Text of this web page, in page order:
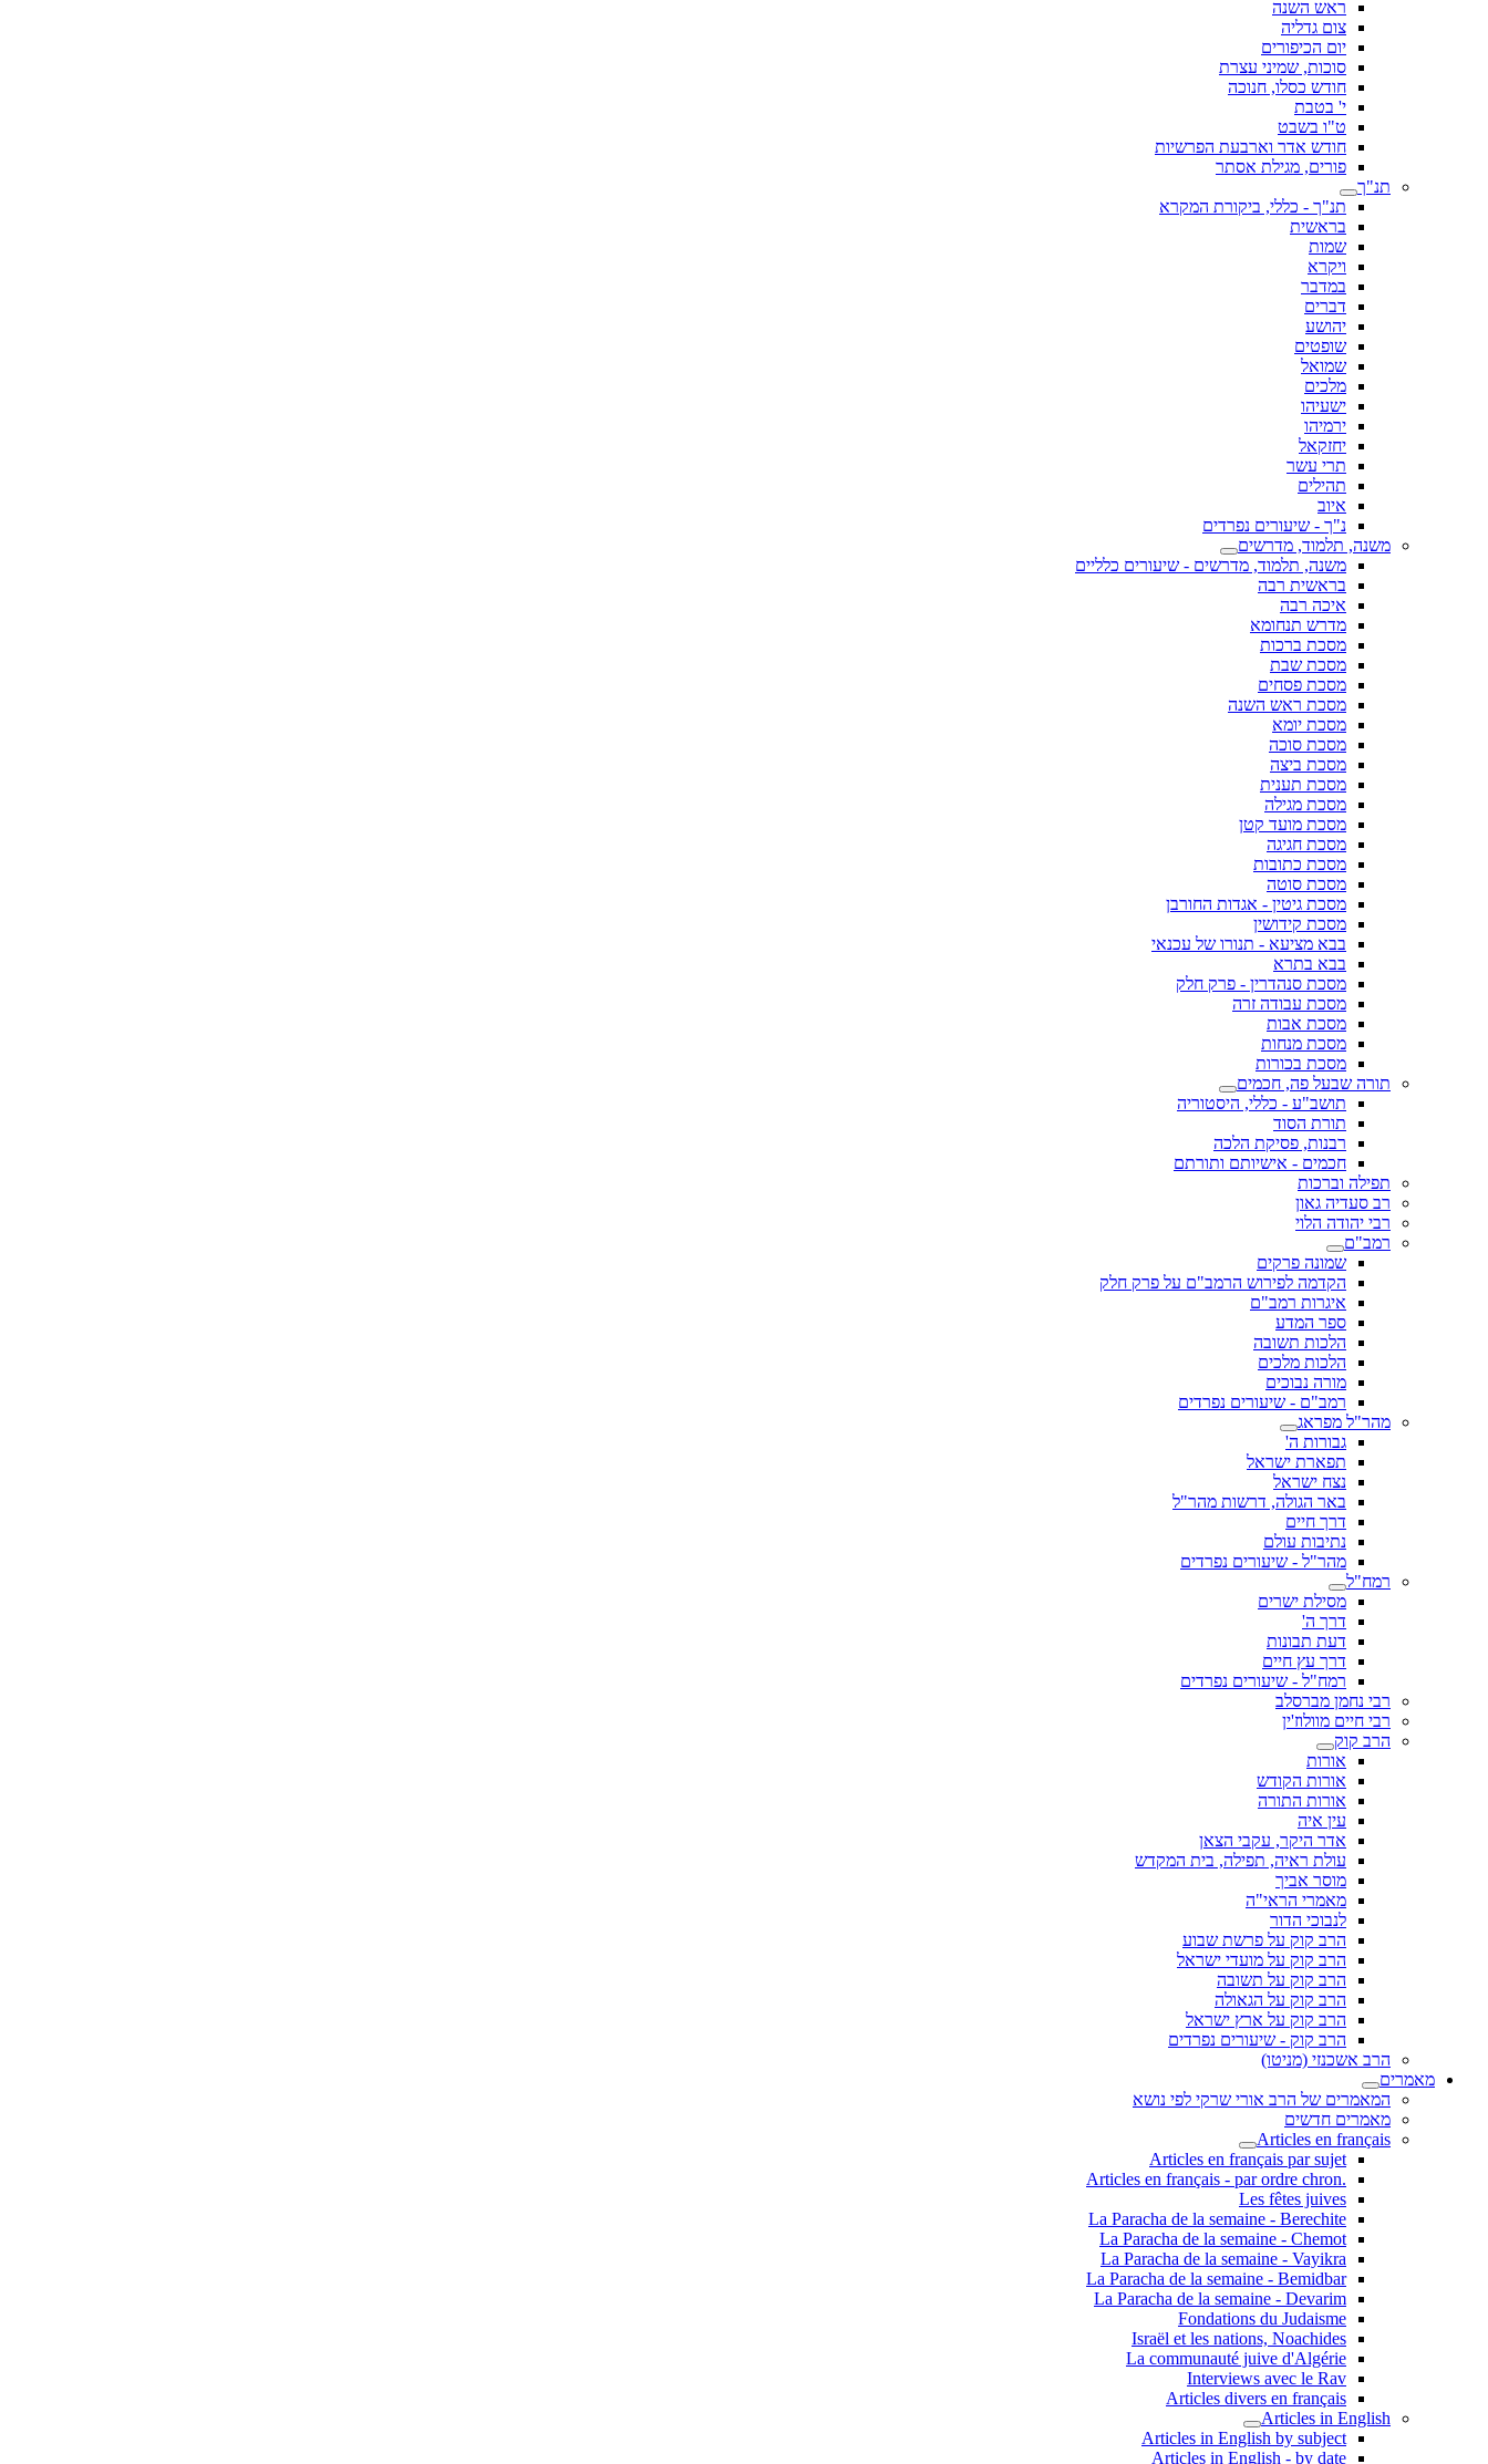
ראש השנה
צום גדליה
יום הכיפורים
סוכות, שמיני עצרת
חודש כסלו, חנוכה
י' בטבת
ט"ו בשבט
חודש אדר וארבעת הפרשיות
פורים, מגילת אסתר
תנ"ך
תנ"ך - כללי, ביקורת המקרא
בראשית
שמות
ויקרא
במדבר
דברים
יהושע
שופטים
שמואל
מלכים
ישעיהו
ירמיהו
יחזקאל
תרי עשר
תהילים
איוב
נ"ך - שיעורים נפרדים
משנה, תלמוד, מדרשים
משנה, תלמוד, מדרשים - שיעורים כלליים
בראשית רבה
איכה רבה
מדרש תנחומא
מסכת ברכות
מסכת שבת
מסכת פסחים
מסכת ראש השנה
מסכת יומא
מסכת סוכה
מסכת ביצה
מסכת תענית
מסכת מגילה
מסכת מועד קטן
מסכת חגיגה
מסכת כתובות
מסכת סוטה
מסכת גיטין - אגדות החורבן
מסכת קידושין
בבא מציעא - תנורו של עכנאי
בבא בתרא
מסכת סנהדרין - פרק חלק
מסכת עבודה זרה
מסכת אבות
מסכת מנחות
מסכת בכורות
תורה שבעל פה, חכמים
תושב"ע - כללי, היסטוריה
תורת הסוד
רבנות, פסיקת הלכה
חכמים - אישיותם ותורתם
תפילה וברכות
רב סעדיה גאון
רבי יהודה הלוי
רמב"ם
שמונה פרקים
הקדמה לפירוש הרמב"ם על פרק חלק
איגרות רמב"ם
ספר המדע
הלכות תשובה
הלכות מלכים
מורה נבוכים
רמב"ם - שיעורים נפרדים
מהר"ל מפראג
גבורות ה'
תפארת ישראל
נצח ישראל
באר הגולה, דרשות מהר"ל
דרך חיים
נתיבות עולם
מהר"ל - שיעורים נפרדים
רמח"ל
מסילת ישרים
דרך ה'
דעת תבונות
דרך עץ חיים
רמח"ל - שיעורים נפרדים
רבי נחמן מברסלב
רבי חיים מוולוז'ין
הרב קוק
אורות
אורות הקודש
אורות התורה
עין איה
אדר היקר, עקבי הצאן
עולת ראיה, תפילה, בית המקדש
מוסר אביך
מאמרי הראי"ה
לנבוכי הדור
הרב קוק על פרשת שבוע
הרב קוק על מועדי ישראל
הרב קוק על תשובה
הרב קוק על הגאולה
הרב קוק על ארץ ישראל
הרב קוק - שיעורים נפרדים
הרב אשכנזי (מניטו)
מאמרים
המאמרים של הרב אורי שרקי לפי נושא
מאמרים חדשים
Articles en français
Articles en français par sujet
.Articles en français - par ordre chron
Les fêtes juives
La Paracha de la semaine - Berechite
La Paracha de la semaine - Chemot
La Paracha de la semaine - Vayikra
La Paracha de la semaine - Bemidbar
La Paracha de la semaine - Devarim
Fondations du Judaisme
Israël et les nations, Noachides
La communauté juive d'Algérie
Interviews avec le Rav
Articles divers en français
Articles in English
Articles in English by subject
Articles in English - by date